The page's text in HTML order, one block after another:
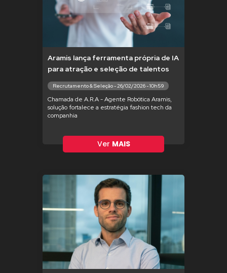
Aramis lança ferramenta própria de IA
para atração e seleção de talentos
Recrutamento & Seleção - 26/02/2026 - 10h59
Chamada de A.R.A - Agente Robótica Aramis,
solução fortalece a estratégia fashion tech da
companhia
Ver MAIS